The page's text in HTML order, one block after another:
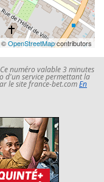
©OpenStreetMapcontributors
numéro valable 3 minutes
d'un service permettant la
le site france-bet.comEn